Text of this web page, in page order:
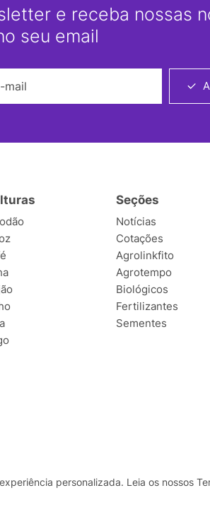
e receba nossas
seu email
Seções
Notícias
Cotações
Agrolinkfito
Agrotempo
Biológicos
Fertilizantes
Sementes
personalizada. Leia os nossos